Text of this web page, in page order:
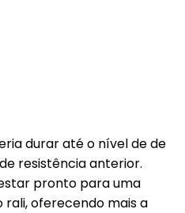
durar até o nível de de
resistência anterior.
pronto para uma
oferecendo mais a